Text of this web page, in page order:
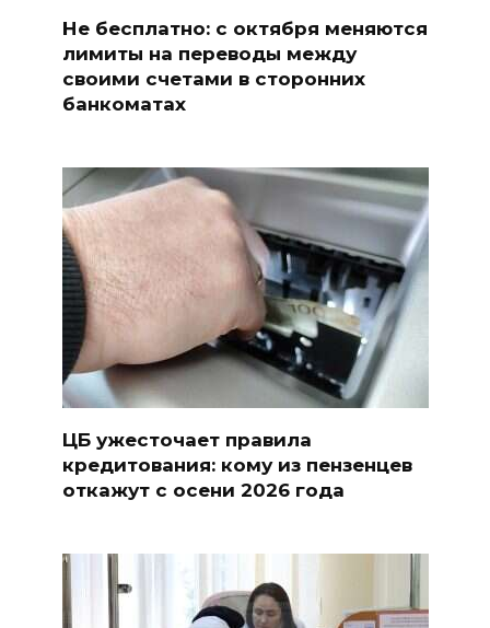
Не бесплатно: с октября меняются
лимиты на переводы между
своими счетами в сторонних
банкоматах
ЦБ ужесточает правила
кредитования: кому из пензенцев
откажут с осени 2026 года